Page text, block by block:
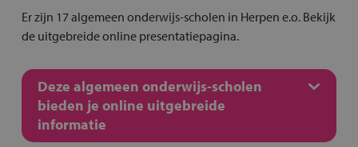
Er zijn 17 algemeen onderwijs-scholen in Herpen e.o. Bekijk
de uitgebreide online presentatiepagina.
Deze algemeen onderwijs-scholen
bieden je online uitgebreide
informatie